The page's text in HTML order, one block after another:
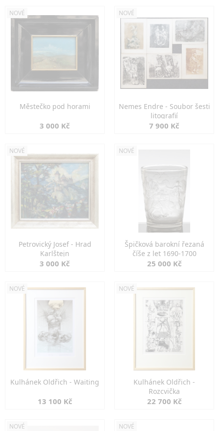
NOVÉ
Městečko pod horami
3 000 Kč
NOVÉ
Nemes Endre - Soubor šesti
litografií
7 900 Kč
NOVÉ
Petrovický Josef - Hrad
Karlštejn
3 000 Kč
NOVÉ
Špičková barokní řezaná
číše z let 1690-1700
25 000 Kč
NOVÉ
Kulhánek Oldřich - Waiting
13 100 Kč
NOVÉ
Kulhánek Oldřich -
Rozcvička
22 700 Kč
NOVÉ NOVÉ